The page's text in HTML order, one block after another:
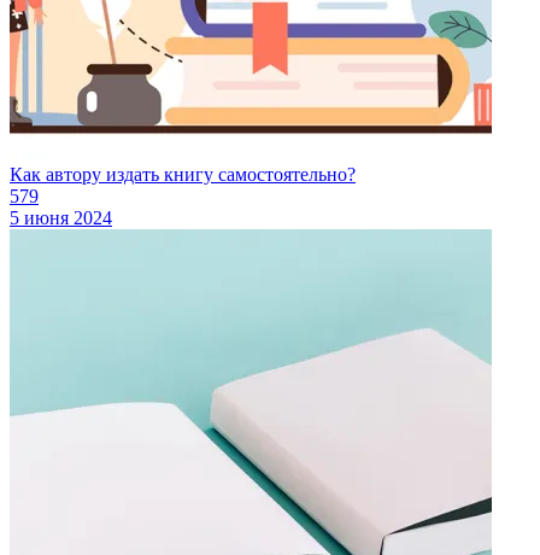
Как автору издать книгу самостоятельно?
579
5 июня 2024